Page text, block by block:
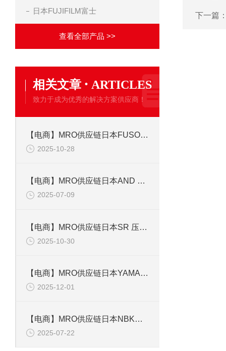
日本FUJIFILM富士
查看全部产品 >>
相关文章 · ARTICLES
致力于成为优秀的解决方案供应商！
【电商】MRO供应链日本FUSOSEIKI扶桑精机 喷枪 ST-6SK-0.5
2025-10-28
【电商】MRO供应链日本AND 电子天平 HR-250AZ
2025-07-09
【电商】MRO供应链日本SR 压力开关 型号 EF21-12.7F-A1
2025-10-30
【电商】MRO供应链日本YAMAMOTO 压力计 DT14x60x4MPA
2025-12-01
【电商】MRO供应链日本NBK锅屋 联轴器 MOR-20C-8-10
2025-07-22
下一篇